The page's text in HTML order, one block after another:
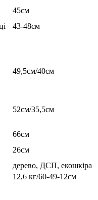
45см
43-48см
49,5см/40см
52см/35,5см
66см
26см
дерево, ДСП, екошкіра
12,6 кг/60-49-12см